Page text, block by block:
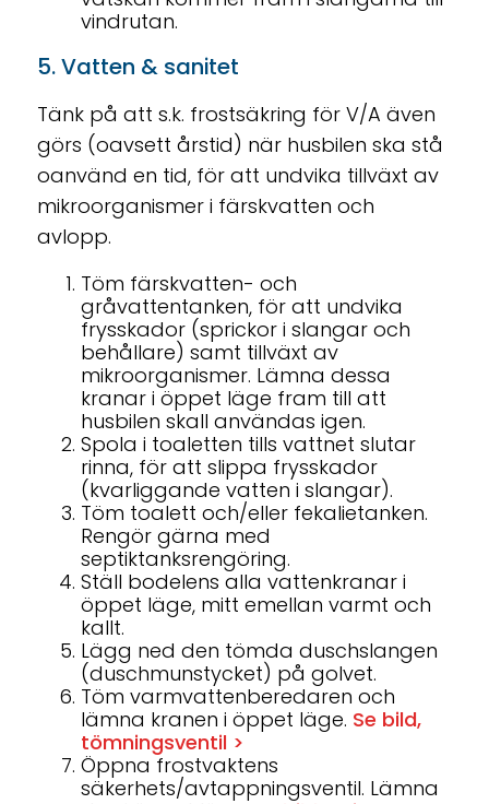
vindrutan.
5. Vatten & sanitet
Tänk på att s.k. frostsäkring för V/A även
görs (oavsett årstid) när husbilen ska stå
oanvänd en tid, för att undvika tillväxt av
mikroorganismer i färskvatten och
avlopp.
Töm färskvatten- och
gråvattentanken, för att undvika
frysskador (sprickor i slangar och
behållare) samt tillväxt av
mikroorganismer. Lämna dessa
kranar i öppet läge fram till att
husbilen skall användas igen.
Spola i toaletten tills vattnet slutar
rinna, för att slippa frysskador
(kvarliggande vatten i slangar).
Töm toalett och/eller fekalietanken.
Rengör gärna med
septiktanksrengöring.
Ställ bodelens alla vattenkranar i
öppet läge, mitt emellan varmt och
kallt.
Lägg ned den tömda duschslangen
(duschmunstycket) på golvet.
Töm varmvattenberedaren och
lämna kranen i öppet läge. Se bild,
tömningsventil >
Öppna frostvaktens
säkerhets/avtappningsventil. Lämna